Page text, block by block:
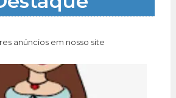
anúncios em nosso site